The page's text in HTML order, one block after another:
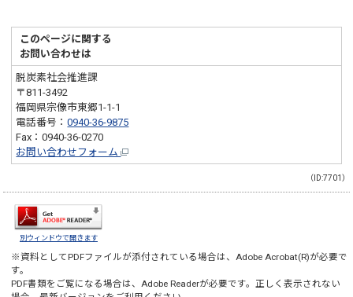
このページに関する
お問い合わせは
脱炭素社会推進課
〒811-3492
福岡県宗像市東郷1-1-1
電話番号：0940-36-9875
Fax：0940-36-0270
お問い合わせフォーム
（ID:7701）
別ウィンドウで開きます
※資料としてPDFファイルが添付されている場合は、 Adobe Acrobat(R)が必要で
す。
PDF書類をご覧になる場合は、 Adobe Readerが必要です。正しく表示されない